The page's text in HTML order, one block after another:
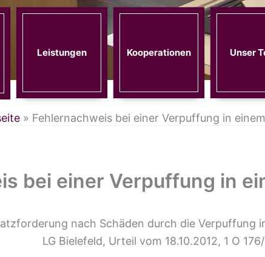
Leistungen Kooperationen Unser
» Fehlernachweis bei einer Verpuffung in
bei einer Verpuffung in
nach Schäden durch die Verpuffung
LG Bielefeld, Urteil vom 18.10.2012, 1 O 176/